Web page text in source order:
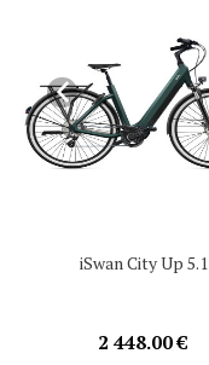
iSwan City Up 5.1
2 448.00 €